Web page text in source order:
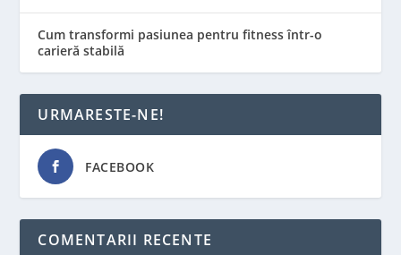
Cum transformi pasiunea pentru fitness într-o
carieră stabilă
URMARESTE-NE!
FACEBOOK
COMENTARII RECENTE